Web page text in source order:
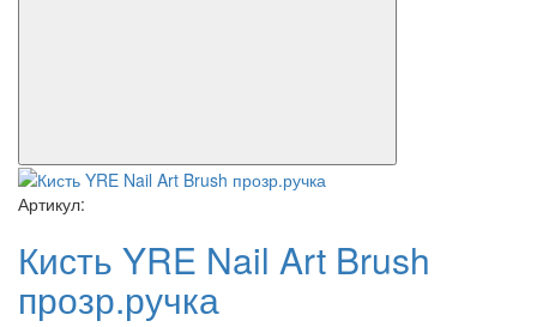
Артикул:
Кисть YRE Nail Art Brush
прозр.ручка